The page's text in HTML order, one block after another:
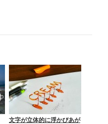
文字が立体的に浮かびあが